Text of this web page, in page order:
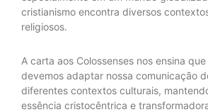
cristianismo encontra diversos
religiosos.
A carta aos Colossenses nos ensina
devemos adaptar nossa comunicação
diferentes contextos culturais,
essência cristocêntrica e